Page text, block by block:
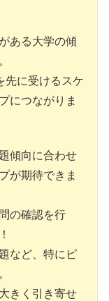
ある大学の傾
先に受けるスケ
につながりま
傾向に合わせ
が期待できま
の確認を行
など、特にピ
きく引き寄せ